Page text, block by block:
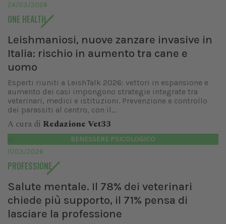
24/03/2026
ONE HEALTH
Leishmaniosi, nuove zanzare invasive in
Italia: rischio in aumento tra cane e
uomo
Esperti riuniti a LeishTalk 2026: vettori in espansione e
aumento dei casi impongono strategie integrate tra
veterinari, medici e istituzioni. Prevenzione e controllo
dei parassiti al centro, con il...
A cura di Redazione Vet33
BENESSERE PSICOLOGICO
11/03/2026
PROFESSIONE
Salute mentale. Il 78% dei veterinari
chiede più supporto, il 71% pensa di
lasciare la professione